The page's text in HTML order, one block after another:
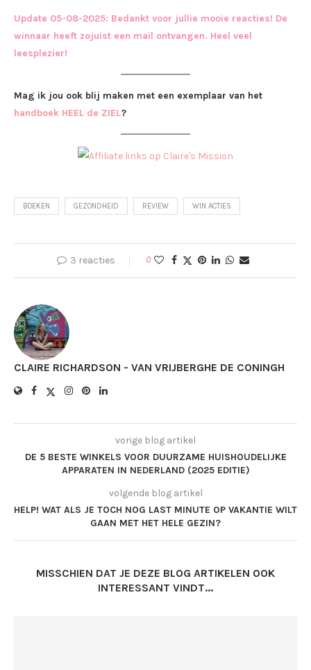
Update 05-08-2025: Bedankt voor jullie mooie reacties! De
winnaar heeft zojuist een mail ontvangen. Heel veel
leesplezier!
Mag ik jou ook blij maken met een exemplaar van het
handboek HEEL de ZIEL?
BOEKEN GEZONDHEID REVIEW WIN ACTIES
3 reacties 0
CLAIRE RICHARDSON - VAN VRIJBERGHE DE CONINGH
vorige blog artikel
DE 5 BESTE WINKELS VOOR DUURZAME HUISHOUDELIJKE
APPARATEN IN NEDERLAND (2025 EDITIE)
volgende blog artikel
HELP! WAT ALS JE TOCH NOG LAST MINUTE OP VAKANTIE WILT
GAAN MET HET HELE GEZIN?
MISSCHIEN DAT JE DEZE BLOG ARTIKELEN OOK
INTERESSANT VINDT...